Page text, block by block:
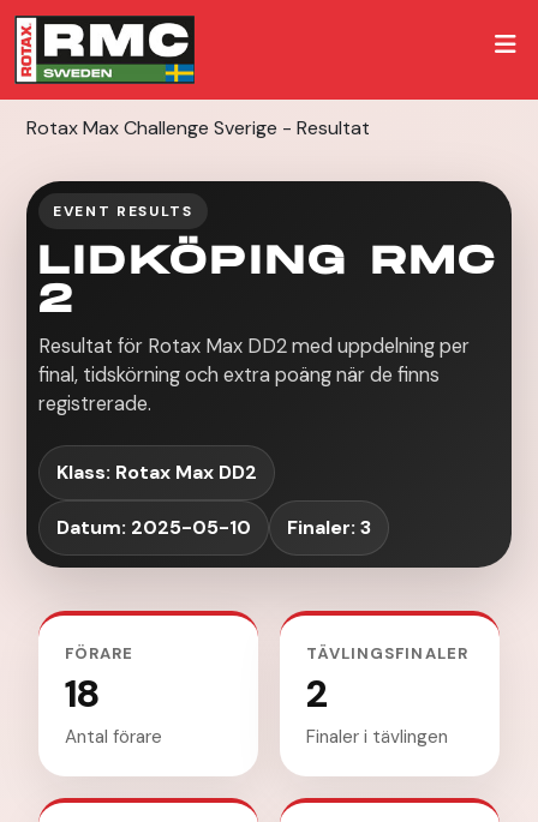
Rotax Max Challenge Sverige - Resultat
EVENT RESULTS
LIDKÖPING RMC
2
Resultat för Rotax Max DD2 med uppdelning per
final, tidskörning och extra poäng när de finns
registrerade.
Klass: Rotax Max DD2
Datum: 2025-05-10 Finaler: 3
FÖRARE
18
Antal förare
TÄVLINGSFINALER
2
Finaler i tävlingen